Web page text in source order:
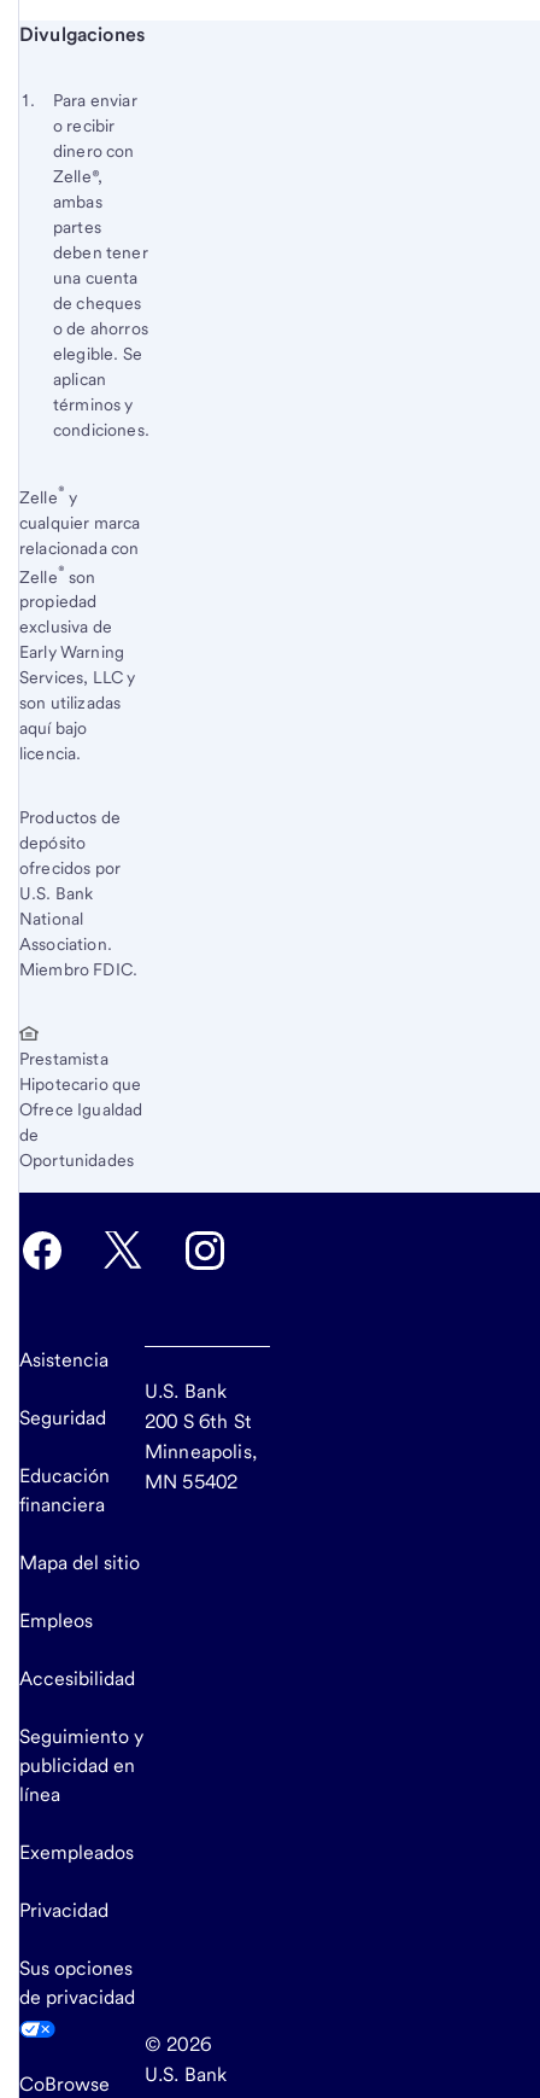
Inicio del contenido de las divulgaciones
a
página
al
contenido,
Nota
página
Divulgaciones
Nota a pie de página 1
Para enviar
o recibir
dinero con
Zelle®,
ambas
partes
deben tener
una cuenta
de cheques
o de ahorros
elegible. Se
aplican
términos y
condiciones.
Regresa
al
contenido,
Nota
a
pie
de
página
1
Inicio del contenido de las divulgaciones
Zelle® y
cualquier marca
relacionada con
Zelle® son
propiedad
exclusiva de
Early Warning
Services, LLC y
son utilizadas
aquí bajo
licencia.
Productos de
depósito
ofrecidos por
U.S. Bank
National
Association.
Miembro FDIC.
Prestamista
Hipotecario que
Ofrece Igualdad
de
Oportunidades
Asistencia
Seguridad
Educación
financiera
Mapa del sitio
Empleos
Accesibilidad
Seguimiento y
publicidad en
línea
Exempleados
Privacidad
Sus opciones
de privacidad
CoBrowse
U.S. Bank
200 S 6th St
Minneapolis,
MN 55402
© 2026
U.S. Bank